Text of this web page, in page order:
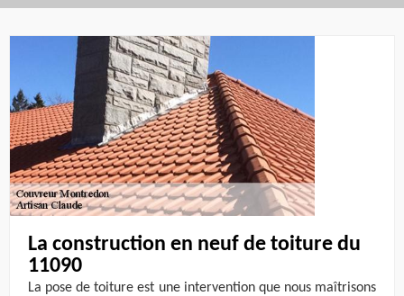
La construction en neuf de toiture du
11090
La pose de toiture est une intervention que nous maîtrisons